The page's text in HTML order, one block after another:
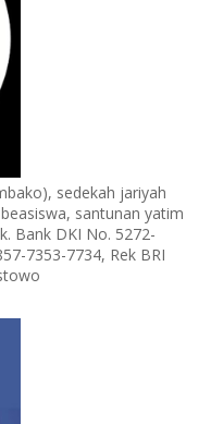
sedekah jariyah
santunan yatim
Bank DKI No. 5272-
7353-7734, Rek BRI